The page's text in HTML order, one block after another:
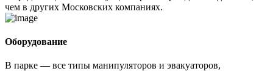
чем в других Московских компаниях.
Оборудование
В парке — все типы манипуляторов и эвакуаторов,